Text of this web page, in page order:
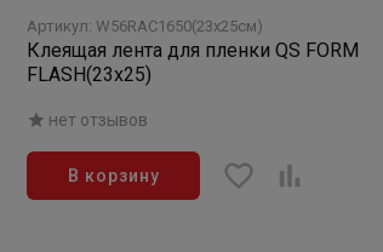
Артикул: W56RAC1650(23х25см)
Клеящая лента для пленки QS FORM
FLASH(23x25)
нет отзывов
В корзину